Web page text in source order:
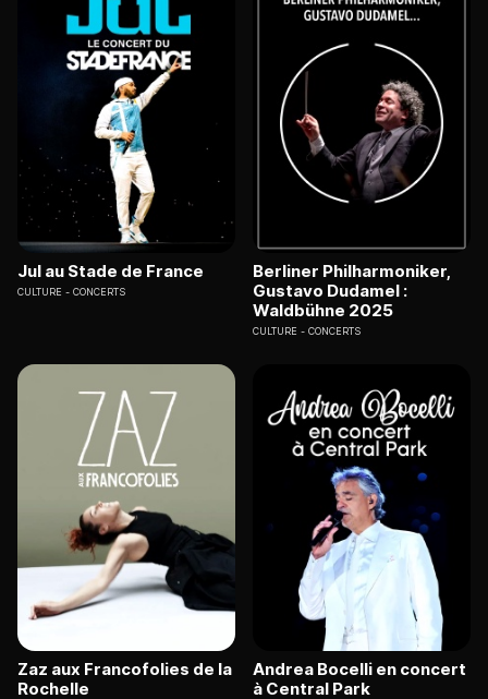
Jul au Stade de France
CULTURE CONCERTS
Berliner Philharmoniker,
Gustavo Dudamel :
Waldbühne 2025
CULTURE CONCERTS
Zaz aux Francofolies de la
Rochelle
Andrea Bocelli en concert
à Central Park